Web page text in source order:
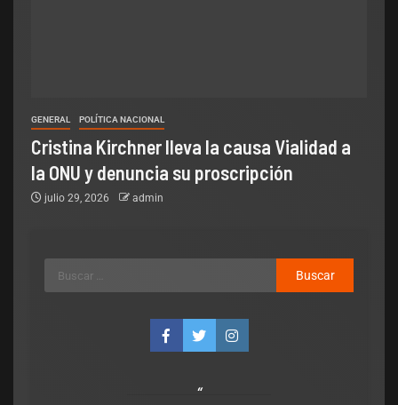
GENERAL POLÍTICA NACIONAL
Cristina Kirchner lleva la causa Vialidad a
la ONU y denuncia su proscripción
julio 29, 2026 admin
Senado: por falta de respaldo, se